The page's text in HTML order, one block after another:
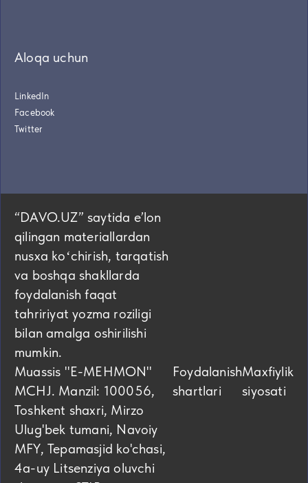
Aloqa uchun
LinkedIn
Facebook
Twitter
“DAVO.UZ” saytida eʼlon
qilingan materiallardan
nusxa koʻchirish, tarqatish
va boshqa shakllarda
foydalanish faqat
tahririyat yozma roziligi
bilan amalga oshirilishi
mumkin.
Muassis "E-MEHMON"
MCHJ. Manzil: 100056,
Toshkent shaxri, Mirzo
Ulug'bek tumani, Navoiy
MFY, Tepamasjid ko'chasi,
4а-uy Litsenziya oluvchi
Foydalanish
shartlari
Maxfiylik
siyosati